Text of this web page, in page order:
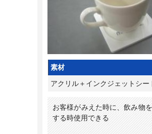
素材
アクリル＋インクジェットシー
お客様がみえた時に、飲み物
する時使用できる